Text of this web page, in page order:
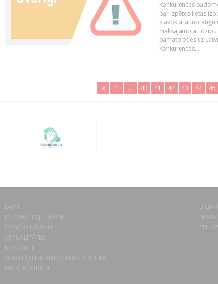
Konkurences
par izpētes lietas
stāvokļa ļaunprātīgu
maksājamo
pamatojoties uz
Konkurences...
« 1 .. 40 41 42 43 44 45
LAIPA
ES IZMANTOJU MŪZIKU
ES RADU MŪZIKU
AKTUALITĀTES
KONTAKTI
SĪKDATŅU IZMANTOŠANAS POLITIKA
DATU APSTRĀDE
TEL.